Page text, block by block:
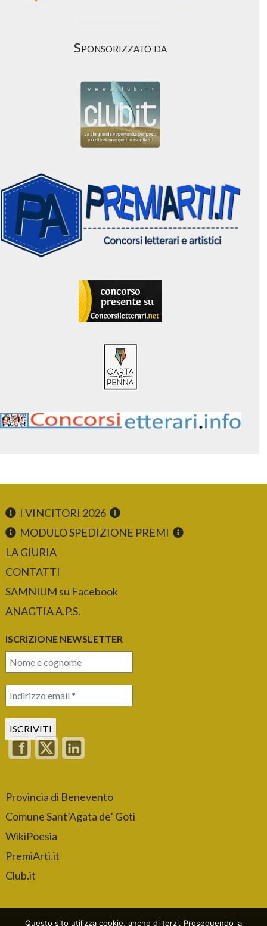
Sponsorizzato da
I VINCITORI 2026
MODULO SPEDIZIONE PREMI
LA GIURIA
CONTATTI
SAMNIUM su Facebook
ANAGTIA A.P.S.
ISCRIZIONE NEWSLETTER
Provincia di Benevento
Comune Sant’Agata de’ Goti
WikiPoesia
PremiArti.it
Club.it
Questo sito utilizza cookie, anche di terzi. Proseguendo la